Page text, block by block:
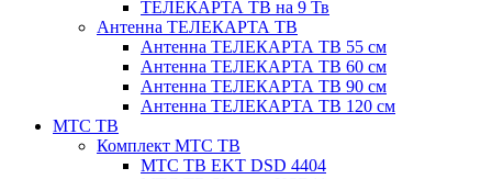
ТЕЛЕКАРТА ТВ на 9 Тв
Антенна ТЕЛЕКАРТА ТВ
Антенна ТЕЛЕКАРТА ТВ 55 см
Антенна ТЕЛЕКАРТА ТВ 60 см
Антенна ТЕЛЕКАРТА ТВ 90 см
Антенна ТЕЛЕКАРТА ТВ 120 см
МТС ТВ
Комплект МТС ТВ
МТС ТВ EKT DSD 4404